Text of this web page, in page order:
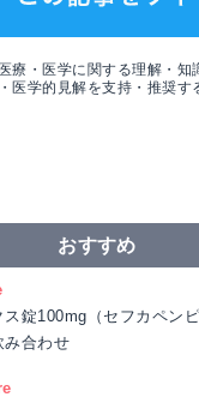
療・医学に関する理解・知
医学的見解を支持・推奨す
おすすめ
ス錠100mg（セフカペン
み合わせ